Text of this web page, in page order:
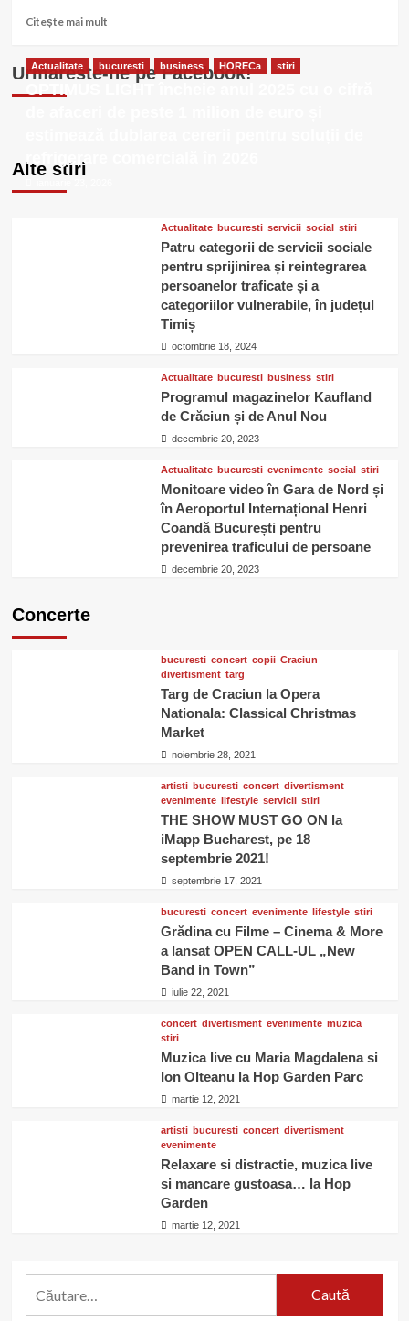
Citește mai multCitește
despre
Grădina
Urmareste-ne pe Facebook!
Alte stiri
Actualitate bucuresti business HORECa stiri
OPTIMUS LIGHT încheie anul 2025 cu o cifră
refrigerare comercială în 2026
Actualitate bucuresti servicii social stiri
Patru categorii de servicii sociale
pentru sprijinirea și reintegrarea
persoanelor traficate și a
categoriilor vulnerabile, în județul
Timiș
octombrie 18, 2024
Actualitate bucuresti business stiri
Programul magazinelor Kaufland
de Crăciun și de Anul Nou
decembrie 20, 2023
Actualitate bucuresti evenimente social stiri
Monitoare video în Gara de Nord și
în Aeroportul Internațional Henri
Coandă București pentru
prevenirea traficului de persoane
decembrie 20, 2023
Concerte
bucuresti concert copii Craciun
divertisment targ
Targ de Craciun la Opera
Nationala: Classical Christmas
Market
noiembrie 28, 2021
artisti bucuresti concert divertisment
evenimente lifestyle servicii stiri
THE SHOW MUST GO ON la
iMapp Bucharest, pe 18
septembrie 2021!
septembrie 17, 2021
bucuresti concert evenimente lifestyle stiri
Grădina cu Filme – Cinema & More
a lansat OPEN CALL-UL „New
Band in Town”
iulie 22, 2021
concert divertisment evenimente muzica
stiri
Muzica live cu Maria Magdalena si
Ion Olteanu la Hop Garden Parc
martie 12, 2021
artisti bucuresti concert divertisment
evenimente
Relaxare si distractie, muzica live
si mancare gustoasa… la Hop
Garden
martie 12, 2021